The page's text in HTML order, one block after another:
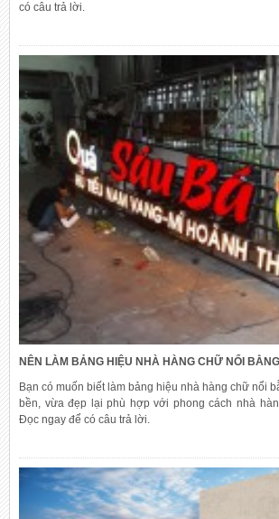
có câu trả lời.
NÊN LÀM BẢNG HIỆU NHÀ HÀNG CHỮ NỔI
Bạn có muốn biết làm bảng hiệu nhà hàng chữ nổi
bền, vừa đẹp lại phù hợp với phong cách nhà
Đọc ngay để có câu trả lời.